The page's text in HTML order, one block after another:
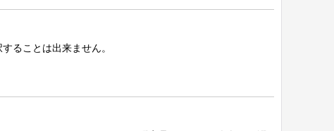
ることは出来ません。